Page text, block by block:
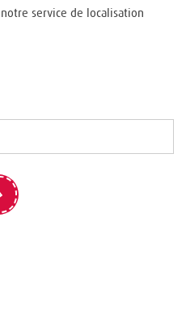
service de localisation